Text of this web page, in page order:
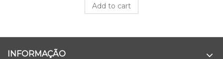
Add to cart
INFORMAÇÃO